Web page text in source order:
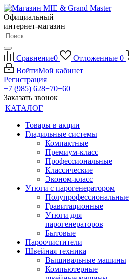
Официальный
интернет-магазин
Сравнение0 Отложенные 0
ВойтиМой кабинет
Регистрация
+7 (985) 628−70−60
Заказать звонок
КАТАЛОГ
Товары в акции
Гладильные системы
Компактные
Премиум-класс
Профессиональные
Классические
Эконом-класс
Утюги с парогенератором
Полупрофессиональные
Гравитационные
Утюги для
парогенераторов
Бытовые
Пароочистители
Швейная техника
Вышивальные машины
Компьютерные